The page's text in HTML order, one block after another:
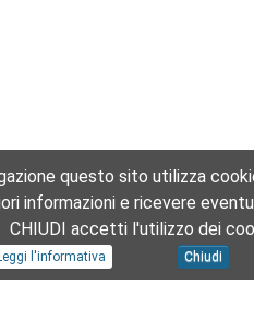
questo sito utilizza
informazioni e ricevere
CHIUDI accetti l'utilizzo dei
l'informativa Chiudi